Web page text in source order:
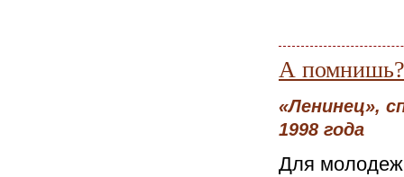
А помнишь?
«Ленинец»,
1998 года
Для